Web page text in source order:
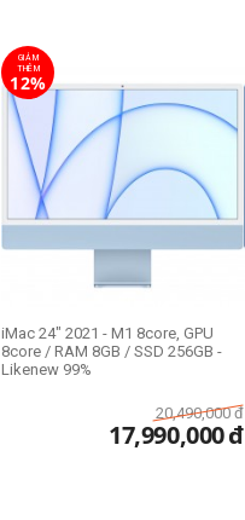
GIẢM
THÊM
12%
iMac 24" 2021 - M1 8core, GPU
8core / RAM 8GB / SSD 256GB -
Likenew 99%
20,490,000 đ
17,990,000đ